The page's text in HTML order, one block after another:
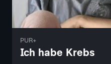
PUR+
Ich habe Krebs